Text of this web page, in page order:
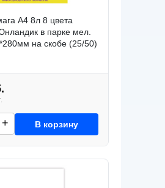
А4 8л 8 цвета
в парке мел.
на скобе (25/50)
+ В корзину